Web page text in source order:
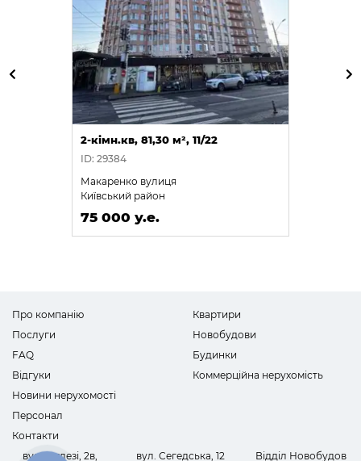
2-кімн.кв, 81,30 м², 11/22
ID: 29384
Макаренко вулиця
Київський район
75 000 у.е.
Про компанію
Послуги
FAQ
Відгуки
Новини нерухомості
Персонал
Контакти
Квартири
Новобудови
Будинки
Коммерційна нерухомість
вул. Інглезі, 2в, вул. Сегедська, 12 Відділ Новобудов